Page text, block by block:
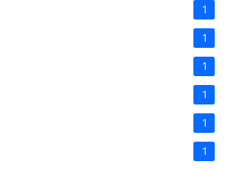
1
1
1
1
1
1